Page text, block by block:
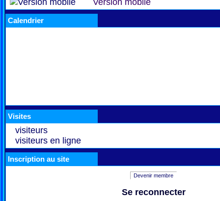
Version mobile
Calendrier
Visites
visiteurs
visiteurs en ligne
Inscription au site
Devenir membre
Se reconnecter